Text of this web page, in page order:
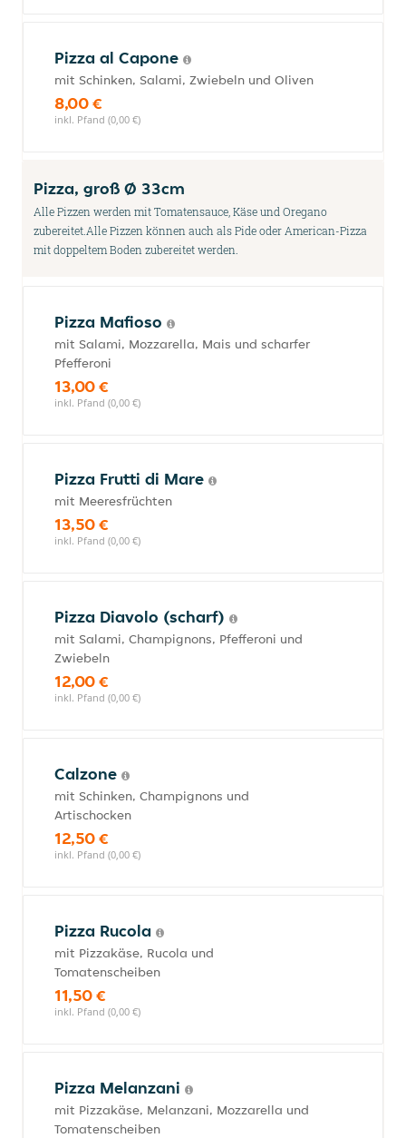
Pizza al Capone
mit Schinken, Salami, Zwiebeln und Oliven
8,00 €
inkl. Pfand (0,00 €)
Pizza, groß Ø 33cm
Alle Pizzen werden mit Tomatensauce, Käse und Oregano
zubereitet.Alle Pizzen können auch als Pide oder American-Pizza
mit doppeltem Boden zubereitet werden.
Pizza Mafioso
mit Salami, Mozzarella, Mais und scharfer
Pfefferoni
13,00 €
inkl. Pfand (0,00 €)
Pizza Frutti di Mare
mit Meeresfrüchten
13,50 €
inkl. Pfand (0,00 €)
Pizza Diavolo (scharf)
mit Salami, Champignons, Pfefferoni und
Zwiebeln
12,00 €
inkl. Pfand (0,00 €)
Calzone
mit Schinken, Champignons und
Artischocken
12,50 €
inkl. Pfand (0,00 €)
Pizza Rucola
mit Pizzakäse, Rucola und
Tomatenscheiben
11,50 €
inkl. Pfand (0,00 €)
Pizza Melanzani
mit Pizzakäse, Melanzani, Mozzarella und
Tomatenscheiben